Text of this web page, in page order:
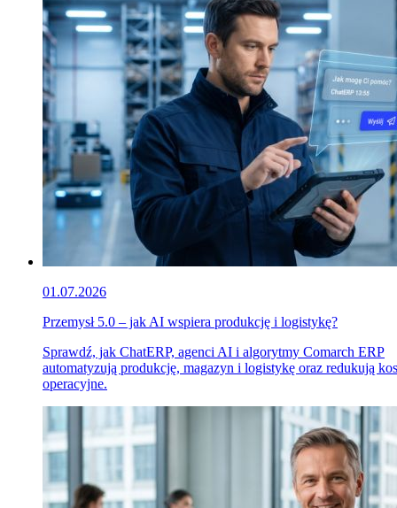
01.07.2026
Przemysł 5.0 – jak AI wspiera produkcję i logistykę?
Sprawdź, jak ChatERP, agenci AI i algorytmy Comarch ERP
automatyzują produkcję, magazyn i logistykę oraz redukują
operacyjne.